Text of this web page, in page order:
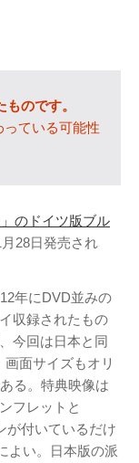
のです。
ている可能性
」のドイツ版ブル
28日発売され
年にDVD並みの
収録されたもの
今回は日本と同
面サイズもオリ
る。特典映像は
フレットと
が付いているだけ
よい。日本版の派